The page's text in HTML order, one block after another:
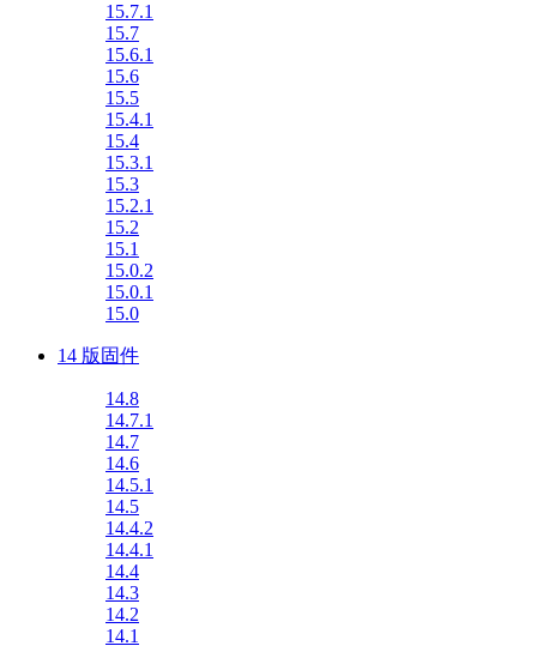
15.7.1
15.7
15.6.1
15.6
15.5
15.4.1
15.4
15.3.1
15.3
15.2.1
15.2
15.1
15.0.2
15.0.1
15.0
14 版固件
14.8
14.7.1
14.7
14.6
14.5.1
14.5
14.4.2
14.4.1
14.4
14.3
14.2
14.1